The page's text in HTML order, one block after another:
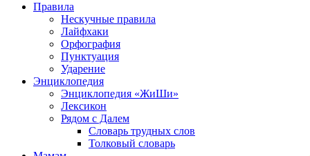
Правила
Нескучные правила
Лайфхаки
Орфография
Пунктуация
Ударение
Энциклопедия
Энциклопедия «ЖиШи»
Лексикон
Рядом с Далем
Словарь трудных слов
Толковый словарь